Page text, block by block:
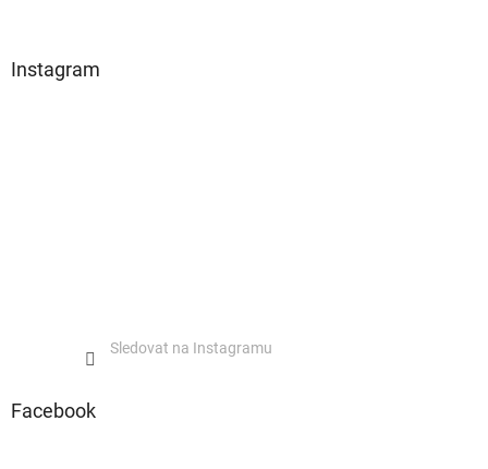
Instagram
Sledovat na Instagramu
Facebook